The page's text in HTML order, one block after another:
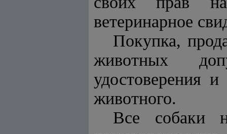
ветеринарное
Покупка,
животных
удостоверения
животного.
Все собаки